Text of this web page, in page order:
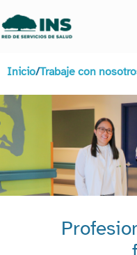
Inicio/Trabaje con